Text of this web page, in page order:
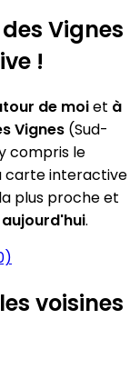
Vignes
!
de moiet à
Vignes (Sud-
compris le
carte interactive
plus proche et
.
voisines